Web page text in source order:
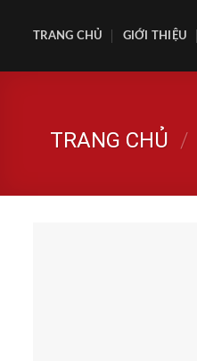
TRANG CHỦ GIỚI THIỆU
TRANG CHỦ /